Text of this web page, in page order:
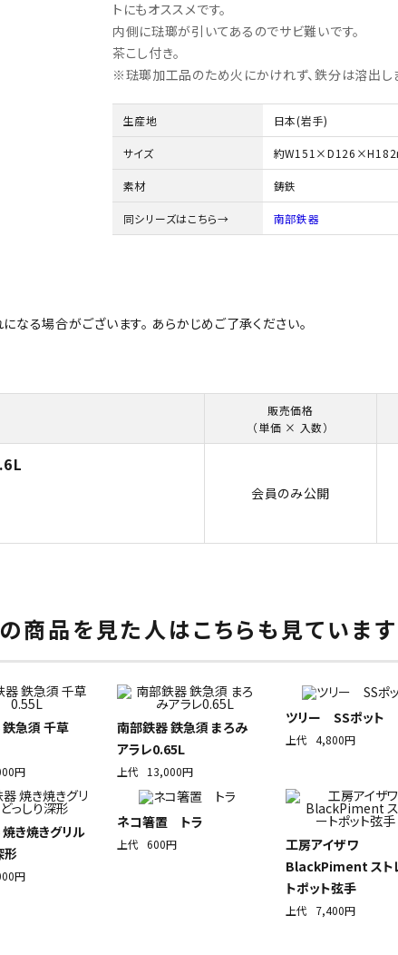
トにもオススメです。
内側に琺瑯が引いてあるのでサビ難いです。
茶こし付き。
※琺瑯加工品のため火にかけれず、鉄分は溶出し
生産地 日本(岩手)
サイズ 約
素材 鋳鉄
同シリーズはこちら→ 南部鉄器
る場合がございます。 あらかじめご了承ください。
販売価格
（単価 × 入数）
会員のみ公開
商品を見た人はこちらも見ています
急須 千草
円
南部鉄器 鉄急須 まろみ
アラレ0.65L
上代 13,000円
ツリー SSポット
上代 4,800円
き焼きグリル
形
円
ネコ箸置 トラ
上代 600円
工房アイザワ
BlackPiment スト
トポット弦手
上代 7,400円